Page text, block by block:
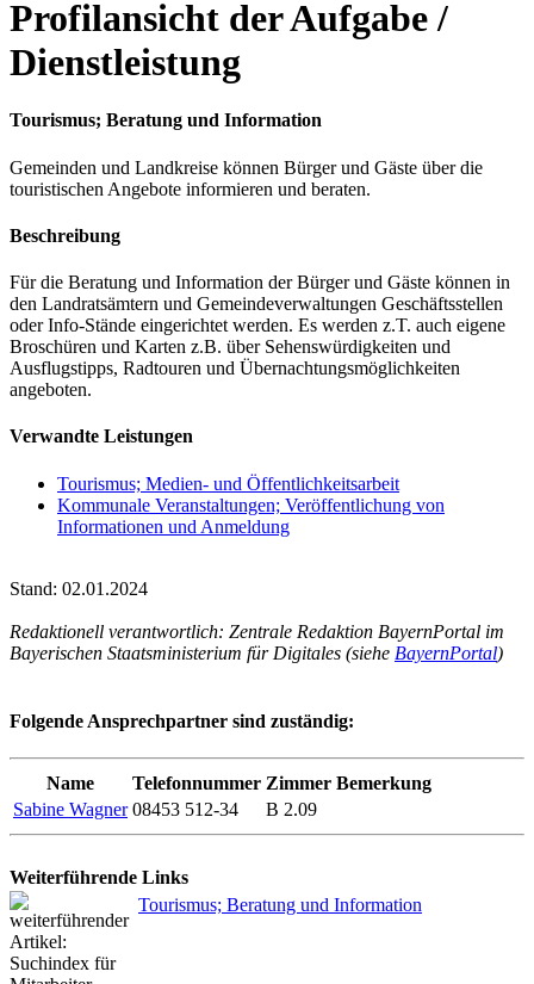
Profilansicht der Aufgabe /
Dienstleistung
Tourismus; Beratung und Information
Gemeinden und Landkreise können Bürger und Gäste über die
touristischen Angebote informieren und beraten.
Beschreibung
Für die Beratung und Information der Bürger und Gäste können in
den Landratsämtern und Gemeindeverwaltungen Geschäftsstellen
oder Info-Stände eingerichtet werden. Es werden z.T. auch eigene
Broschüren und Karten z.B. über Sehenswürdigkeiten und
Ausflugstipps, Radtouren und Übernachtungsmöglichkeiten
angeboten.
Verwandte Leistungen
Tourismus; Medien- und Öffentlichkeitsarbeit
Kommunale Veranstaltungen; Veröffentlichung von
Informationen und Anmeldung
Stand: 02.01.2024
Redaktionell verantwortlich: Zentrale Redaktion BayernPortal im
Bayerischen Staatsministerium für Digitales (siehe BayernPortal)
Folgende Ansprechpartner sind zuständig:
Name Telefonnummer Zimmer Bemerkung
Sabine Wagner 08453 512-34 B 2.09
Weiterführende Links
Tourismus; Beratung und Information